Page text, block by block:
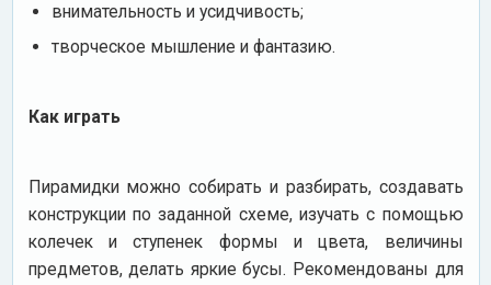
внимательность и усидчивость;
творческое мышление и фантазию.
Как играть
Пирамидки можно собирать и разбирать, создавать
конструкции по заданной схеме, изучать с помощью
колечек и ступенек формы и цвета, величины
предметов, делать яркие бусы. Рекомендованы для